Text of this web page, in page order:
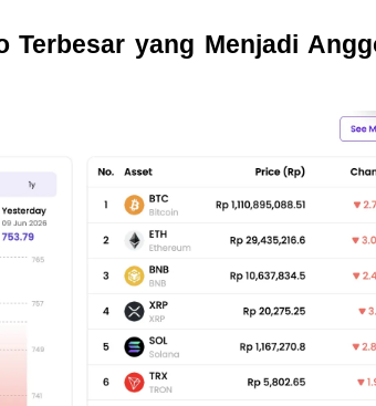
Terbesar yang Menjadi